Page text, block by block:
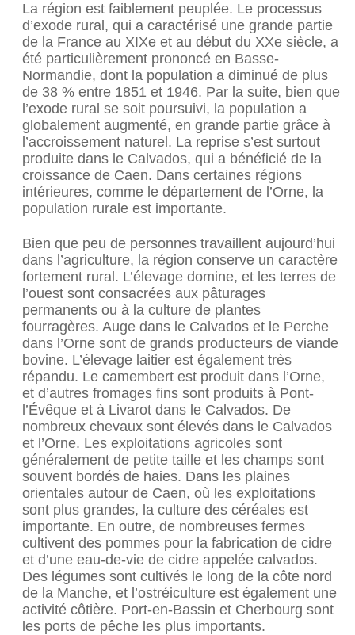
La région est faiblement peuplée. Le processus
d’exode rural, qui a caractérisé une grande partie
de la France au XIXe et au début du XXe siècle, a
été particulièrement prononcé en Basse-
Normandie, dont la population a diminué de plus
de 38 % entre 1851 et 1946. Par la suite, bien que
l’exode rural se soit poursuivi, la population a
globalement augmenté, en grande partie grâce à
l’accroissement naturel. La reprise s’est surtout
produite dans le Calvados, qui a bénéficié de la
croissance de Caen. Dans certaines régions
intérieures, comme le département de l’Orne, la
population rurale est importante.
Bien que peu de personnes travaillent aujourd’hui
dans l’agriculture, la région conserve un caractère
fortement rural. L’élevage domine, et les terres de
l’ouest sont consacrées aux pâturages
permanents ou à la culture de plantes
fourragères. Auge dans le Calvados et le Perche
dans l’Orne sont de grands producteurs de viande
bovine. L’élevage laitier est également très
répandu. Le camembert est produit dans l’Orne,
et d’autres fromages fins sont produits à Pont-
l’Évêque et à Livarot dans le Calvados. De
nombreux chevaux sont élevés dans le Calvados
et l’Orne. Les exploitations agricoles sont
généralement de petite taille et les champs sont
souvent bordés de haies. Dans les plaines
orientales autour de Caen, où les exploitations
sont plus grandes, la culture des céréales est
importante. En outre, de nombreuses fermes
cultivent des pommes pour la fabrication de cidre
et d’une eau-de-vie de cidre appelée calvados.
Des légumes sont cultivés le long de la côte nord
de la Manche, et l’ostréiculture est également une
activité côtière. Port-en-Bassin et Cherbourg sont
les ports de pêche les plus importants.